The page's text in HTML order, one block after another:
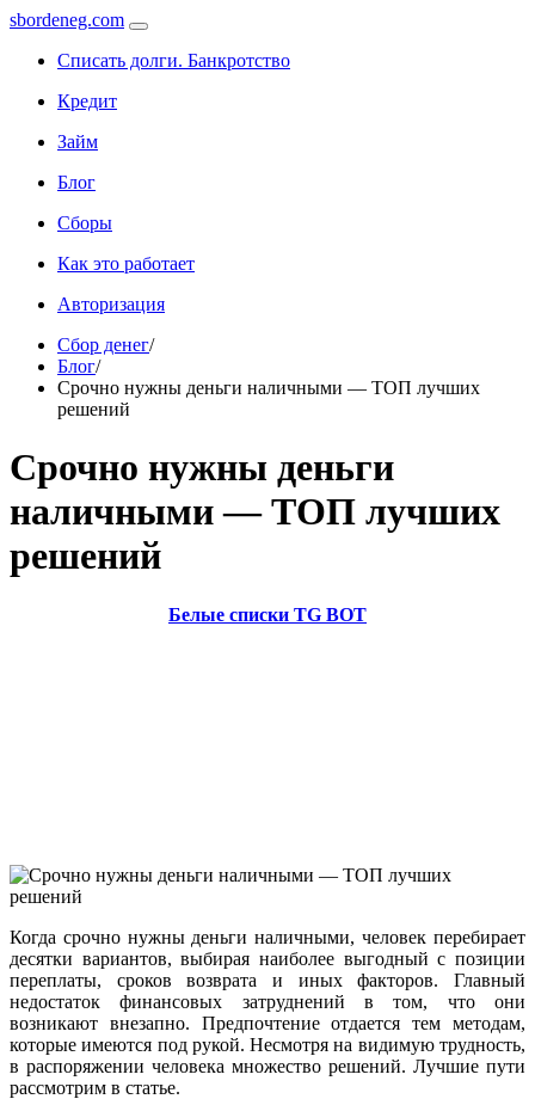
sbordeneg.com
Списать долги. Банкротство
Кредит
Займ
Блог
Сборы
Как это работает
Авторизация
Сбор денег/
Блог/
Срочно нужны деньги наличными — ТОП лучших
решений
Срочно нужны деньги
наличными — ТОП лучших
решений
Белые списки TG BOT
Когда срочно нужны деньги наличными, человек перебирает
десятки вариантов, выбирая наиболее выгодный с позиции
переплаты, сроков возврата и иных факторов. Главный
недостаток финансовых затруднений в том, что они
возникают внезапно. Предпочтение отдается тем методам,
которые имеются под рукой. Несмотря на видимую трудность,
в распоряжении человека множество решений. Лучшие пути
рассмотрим в статье.